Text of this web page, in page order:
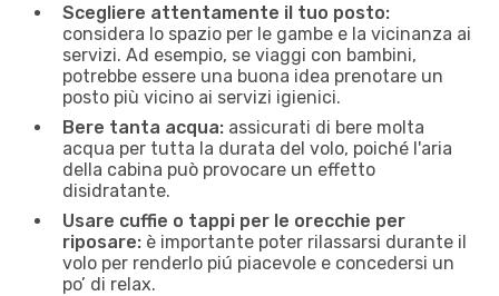
Scegliere attentamente il tuo posto:
considera lo spazio per le gambe e la vicinanza ai
servizi. Ad esempio, se viaggi con bambini,
potrebbe essere una buona idea prenotare un
posto più vicino ai servizi igienici.
Bere tanta acqua: assicurati di bere molta
acqua per tutta la durata del volo, poiché l'aria
della cabina può provocare un effetto
disidratante.
Usare cuffie o tappi per le orecchie per
riposare: è importante poter rilassarsi durante il
volo per renderlo piú piacevole e concedersi un
po’ di relax.